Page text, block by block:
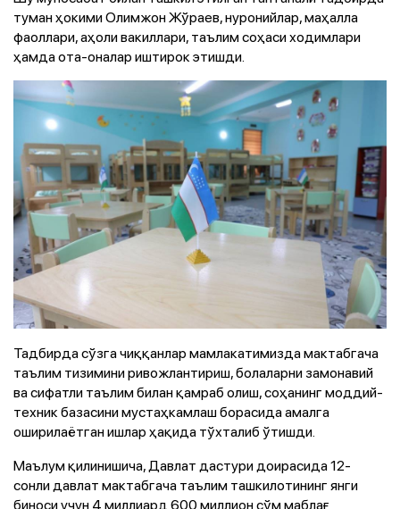
туман ҳокими Олимжон Жўраев, нуронийлар, маҳалла
фаоллари, аҳоли вакиллари, таълим соҳаси ходимлари
ҳамда ота-оналар иштирок этишди.
Тадбирда сўзга чиққанлар мамлакатимизда мактабгача
таълим тизимини ривожлантириш, болаларни замонавий
ва сифатли таълим билан қамраб олиш, соҳанинг моддий-
техник базасини мустаҳкамлаш борасида амалга
оширилаётган ишлар ҳақида тўхталиб ўтишди.
Маълум қилинишича, Давлат дастури доирасида 12-
сонли давлат мактабгача таълим ташкилотининг янги
биноси учун 4 миллиард 600 миллион сўм маблағ